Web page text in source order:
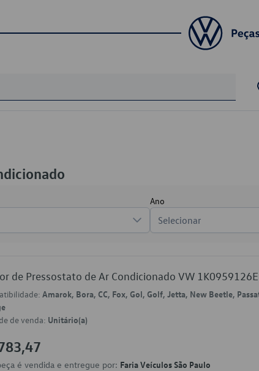
Ano
Selecionar
de Pressostato de Ar Condicionado VW 1K0959126E
Amarok, Bora, CC, Fox, Gol, Golf, Jetta, New Beetle,
de venda: Unitário(a)
é vendida e entregue por: Faria Veículos São Paulo